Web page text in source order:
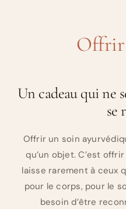
Offrir
Un cadeau qui ne
se
Offrir un soin
qu’un objet. C’est
laisse rarement à ceux
pour le corps, pour le
besoin d’être